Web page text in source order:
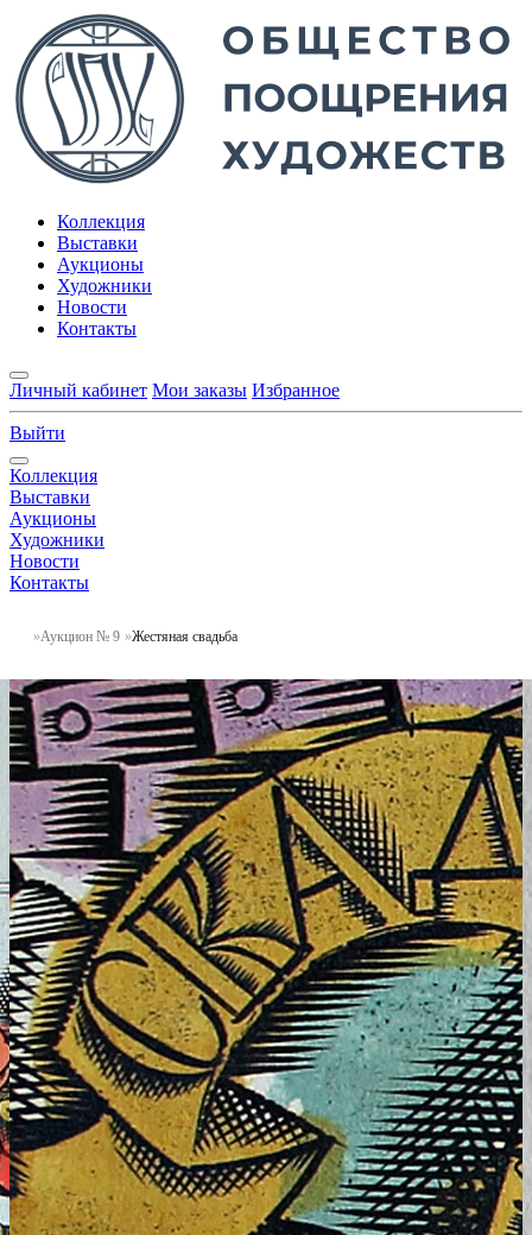
Коллекция
Выставки
Аукционы
Художники
Новости
Контакты
Личный кабинет Мои заказы Избранное
Выйти
Коллекция
Выставки
Аукционы
Художники
Новости
Контакты
Аукцион № 9 Жестяная свадьба